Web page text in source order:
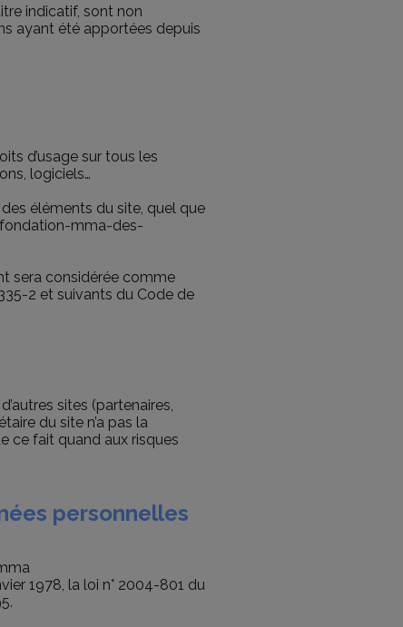
indicatif, sont non
ayant été apportées depuis
d’usage sur tous les
logiciels…
éléments du site, quel que
fondation-mma-des-
sera considérée comme
2 et suivants du Code de
sites (partenaires,
du site n’a pas la
ce fait quand aux risques
personnelles
1978, la loi n° 2004-801 du